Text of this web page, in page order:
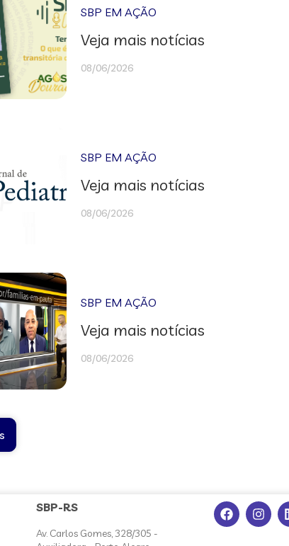
SBP EM AÇÃO
Veja mais notícias
08/06/2026
SBP EM AÇÃO
Veja mais notícias
08/06/2026
SBP EM AÇÃO
Veja mais notícias
08/06/2026
SBP-RS
Av. Carlos Gomes, 328/305 -